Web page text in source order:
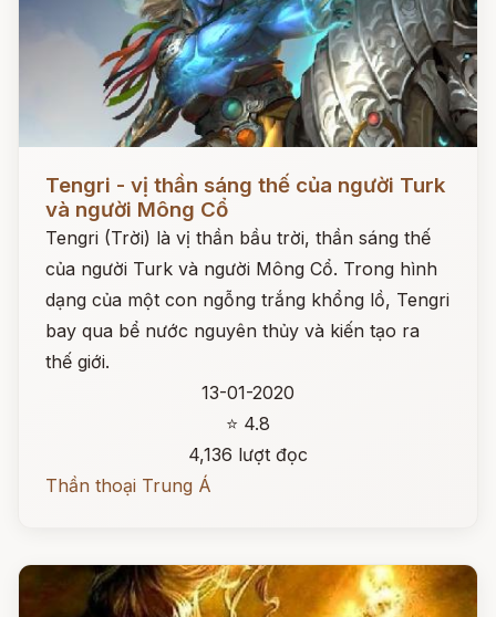
Tengri - vị thần sáng thế của người Turk
và người Mông Cổ
Tengri (Trời) là vị thần bầu trời, thần sáng thế
của người Turk và người Mông Cổ. Trong hình
dạng của một con ngỗng trắng khổng lồ, Tengri
bay qua bể nước nguyên thủy và kiến tạo ra
thế giới.
13-01-2020
⭐ 4.8
4,136 lượt đọc
Thần thoại Trung Á